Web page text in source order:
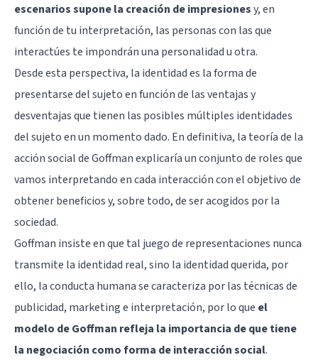
escenarios supone la creación de impresionesy, en
función de tu interpretación, las personas con las que
interactúes te impondrán una personalidad u otra.
Desde esta perspectiva, la identidad es la forma de
presentarse del sujeto en función de las ventajas y
desventajas que tienen las posibles múltiples identidades
del sujeto en un momento dado. En definitiva, la teoría de la
acción social de Goffman explicaría un conjunto de roles que
vamos interpretando en cada interacción con el objetivo de
obtener beneficios y, sobre todo, de ser acogidos por la
sociedad.
Goffman insiste en que tal juego de representaciones nunca
transmite la identidad real, sino la identidad querida, por
ello, la conducta humana se caracteriza por las técnicas de
publicidad, marketing e interpretación, por lo que el
modelo de Goffman refleja la importancia de que tiene
la negociación como forma de interacción social.